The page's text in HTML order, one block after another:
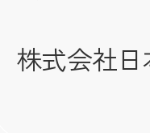
株式会社